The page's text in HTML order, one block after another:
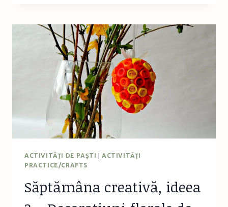
–
PĂPUŞI
DIN
OUĂ
ACTIVITĂŢI DE PAŞTI |ACTIVITĂŢI
PRACTICE/CRAFTS
Săptămâna creativă, ideea